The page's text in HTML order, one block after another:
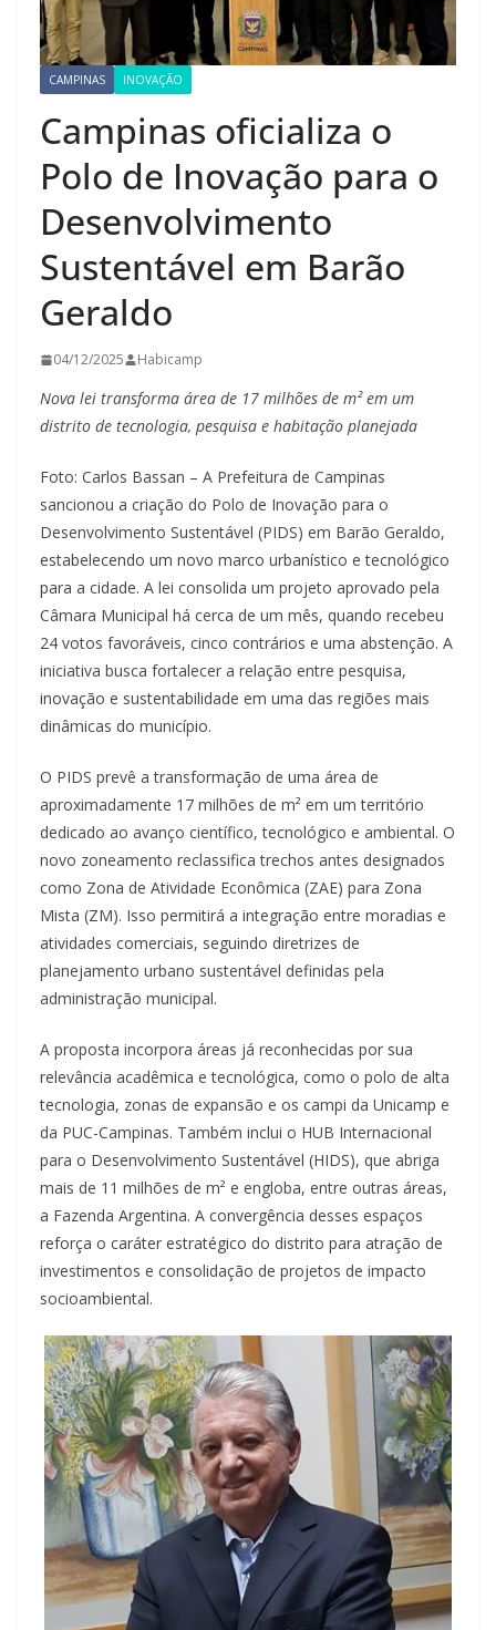
CAMPINAS INOVAÇÃO
Campinas oficializa o
Polo de Inovação para o
Desenvolvimento
Sustentável em Barão
Geraldo
04/12/2025 Habicamp
Nova lei transforma área de 17 milhões de m² em um
distrito de tecnologia, pesquisa e habitação planejada
Foto: Carlos Bassan – A Prefeitura de Campinas
sancionou a criação do Polo de Inovação para o
Desenvolvimento Sustentável (PIDS) em Barão Geraldo,
estabelecendo um novo marco urbanístico e tecnológico
para a cidade. A lei consolida um projeto aprovado pela
Câmara Municipal há cerca de um mês, quando recebeu
24 votos favoráveis, cinco contrários e uma abstenção. A
iniciativa busca fortalecer a relação entre pesquisa,
inovação e sustentabilidade em uma das regiões mais
dinâmicas do município.
O PIDS prevê a transformação de uma área de
aproximadamente 17 milhões de m² em um território
dedicado ao avanço científico, tecnológico e ambiental. O
novo zoneamento reclassifica trechos antes designados
como Zona de Atividade Econômica (ZAE) para Zona
Mista (ZM). Isso permitirá a integração entre moradias e
atividades comerciais, seguindo diretrizes de
planejamento urbano sustentável definidas pela
administração municipal.
A proposta incorpora áreas já reconhecidas por sua
relevância acadêmica e tecnológica, como o polo de alta
tecnologia, zonas de expansão e os campi da Unicamp e
da PUC-Campinas. Também inclui o HUB Internacional
para o Desenvolvimento Sustentável (HIDS), que abriga
mais de 11 milhões de m² e engloba, entre outras áreas,
a Fazenda Argentina. A convergência desses espaços
reforça o caráter estratégico do distrito para atração de
investimentos e consolidação de projetos de impacto
socioambiental.